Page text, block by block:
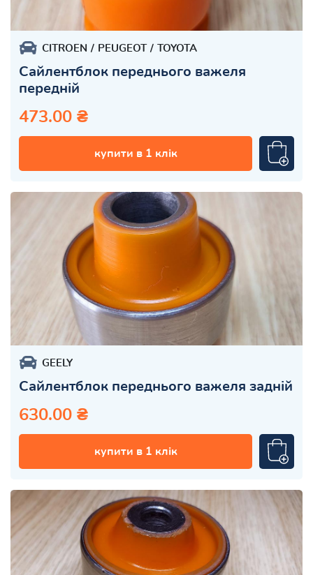
CITROEN PEUGEOT TOYOTA
Сайлентблок переднього важеля
передній
473.00 ₴
купити в 1 клік
GEELY
Сайлентблок переднього важеля задній
630.00 ₴
купити в 1 клік